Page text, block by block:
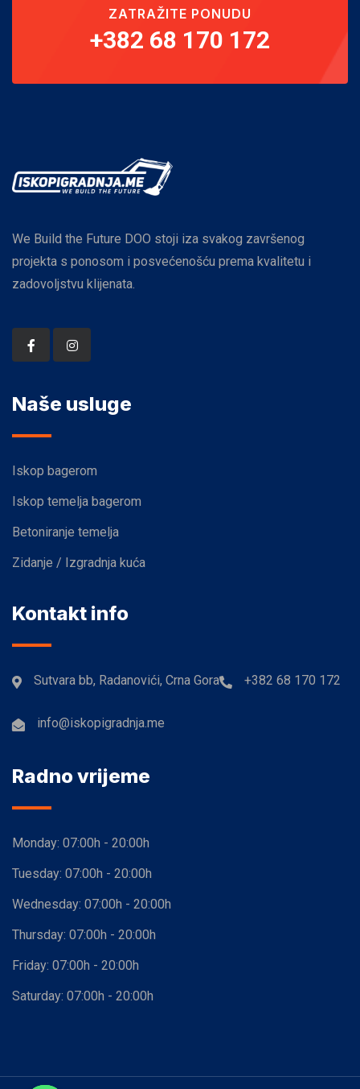
ZATRAŽITE PONUDU
+382 68 170 172
We Build the Future DOO stoji iza svakog završenog
projekta s ponosom i posvećenošću prema kvalitetu i
zadovoljstvu klijenata.
Naše usluge
Iskop bagerom
Iskop temelja bagerom
Betoniranje temelja
Zidanje / Izgradnja kuća
Kontakt info
Sutvara bb, Radanovići, Crna Gora +382 68 170 172
info@iskopigradnja.me
Radno vrijeme
Monday: 07:00h - 20:00h
Tuesday: 07:00h - 20:00h
Wednesday: 07:00h - 20:00h
Thursday: 07:00h - 20:00h
Friday: 07:00h - 20:00h
Saturday: 07:00h - 20:00h